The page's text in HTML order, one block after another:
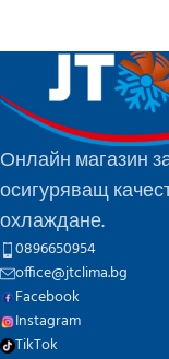
Онлайн магазин
осигуряващ
охлаждане.
0896650954
office@jtclima.bg
Facebook
Instagram
TikTok